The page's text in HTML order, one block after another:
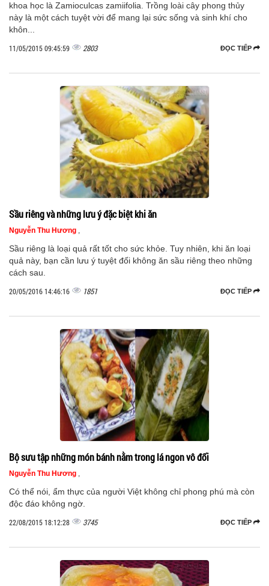
khoa học là Zamioculcas zamiifolia. Trồng loài cây phong thủy
này là một cách tuyệt vời để mang lại sức sống và sinh khí cho
khôn...
ĐỌC TIẾP
11/05/2015 09:45:59 2803
Sầu riêng và những lưu ý đặc biệt khi ăn
Nguyễn Thu Hương ,
Sầu riêng là loại quả rất tốt cho sức khỏe. Tuy nhiên, khi ăn loại
quả này, bạn cần lưu ý tuyệt đối không ăn sầu riêng theo những
cách sau.
ĐỌC TIẾP
20/05/2016 14:46:16 1851
Bộ sưu tập những món bánh nằm trong lá ngon vô đối
Nguyễn Thu Hương ,
Có thể nói, ẩm thực của người Việt không chỉ phong phú mà còn
độc đáo không ngờ.
ĐỌC TIẾP
22/08/2015 18:12:28 3745